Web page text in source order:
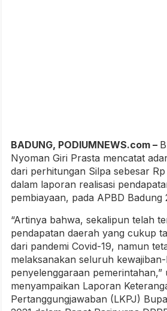
BADUNG, PODIUMNEWS.com –
Nyoman Giri Prasta mencatat
dari perhitungan Silpa sebesar
dalam laporan realisasi
pembiayaan, pada APBD Badung
“Artinya bahwa, sekalipun telah
pendapatan daerah yang cukup
dari pandemi Covid-19, namun
melaksanakan seluruh
penyelenggaraan pemerintahan,”
menyampaikan Laporan
Pertanggungjawaban (LKPJ)